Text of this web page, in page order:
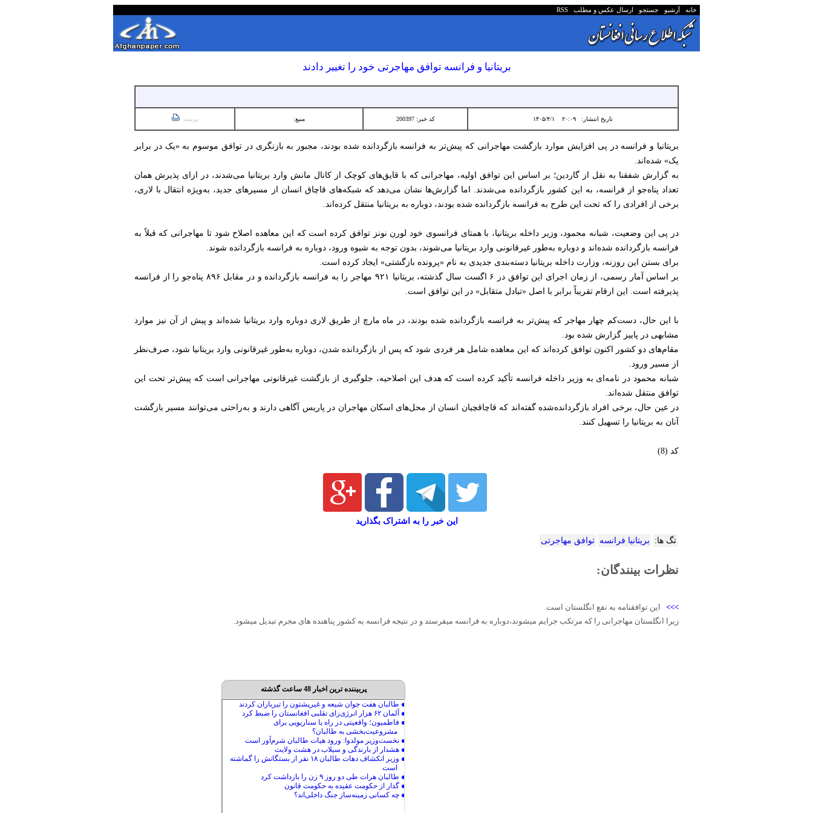
خانه آرشیو جستجو ارسال عکس و مطلب RSS
بریتانیا و فرانسه توافق مهاجرتی خود را تغییر دادند
تاریخ انتشار: ۲۰:۰۹ ۱۴۰۵/۴/۱ کد خبر: 200397 منبع: پرینت
بریتانیا و فرانسه در پی افزایش موارد بازگشت مهاجرانی که پیش‌تر به فرانسه بازگردانده شده بودند، مجبور به بازنگری در توافق موسوم به «یک در برابر
یک» شده‌اند.
به گزارش شفقنا به نقل از گاردین؛ بر اساس این توافق اولیه، مهاجرانی که با قایق‌های کوچک از کانال مانش وارد بریتانیا می‌شدند، در ازای پذیرش همان
تعداد پناه‌جو از فرانسه، به این کشور بازگردانده می‌شدند. اما گزارش‌ها نشان می‌دهد که شبکه‌های قاچاق انسان از مسیرهای جدید، به‌ویژه انتقال با لاری،
برخی از افرادی را که تحت این طرح به فرانسه بازگردانده شده بودند، دوباره به بریتانیا منتقل کرده‌اند.
در پی این وضعیت، شبانه محمود، وزیر داخله بریتانیا، با همتای فرانسوی خود لورن نونز توافق کرده است که این معاهده اصلاح شود تا مهاجرانی که قبلاً به
فرانسه بازگردانده شده‌اند و دوباره به‌طور غیرقانونی وارد بریتانیا می‌شوند، بدون توجه به شیوه ورود، دوباره به فرانسه بازگردانده شوند.
برای بستن این روزنه، وزارت داخله بریتانیا دسته‌بندی جدیدی به نام «پرونده بازگشتی» ایجاد کرده است.
بر اساس آمار رسمی، از زمان اجرای این توافق در ۶ اگست سال گذشته، بریتانیا ۹۲۱ مهاجر را به فرانسه بازگردانده و در مقابل ۸۹۶ پناه‌جو را از فرانسه
پذیرفته است. این ارقام تقریباً برابر با اصل «تبادل متقابل» در این توافق است.
با این حال، دست‌کم چهار مهاجر که پیش‌تر به فرانسه بازگردانده شده بودند، در ماه مارچ از طریق لاری دوباره وارد بریتانیا شده‌اند و پیش از آن نیز موارد
مشابهی در پاییز گزارش شده بود.
مقام‌های دو کشور اکنون توافق کرده‌اند که این معاهده شامل هر فردی شود که پس از بازگردانده شدن، دوباره به‌طور غیرقانونی وارد بریتانیا شود، صرف‌نظر
از مسیر ورود.
شبانه محمود در نامه‌ای به وزیر داخله فرانسه تأکید کرده است که هدف این اصلاحیه، جلوگیری از بازگشت غیرقانونی مهاجرانی است که پیش‌تر تحت این
توافق منتقل شده‌اند.
در عین حال، برخی افراد بازگردانده‌شده گفته‌اند که قاچاقچیان انسان از محل‌های اسکان مهاجران در پاریس آگاهی دارند و به‌راحتی می‌توانند مسیر بازگشت
آنان به بریتانیا را تسهیل کنند.
کد (8)
این خبر را به اشتراک بگذارید
تگ ها: بریتانیا فرانسه توافق مهاجرتی
نظرات بینندگان:
>>> این توافقنامه به نفع انگلستان است.
زیرا انگلستان مهاجرانی را که مرتکب جرایم میشوند،دوباره به فرانسه میفرستد و در نتیجه فرانسه به کشور پناهنده های مجرم تبدیل میشود.
پربیننده ترین اخبار 48 ساعت گذشته